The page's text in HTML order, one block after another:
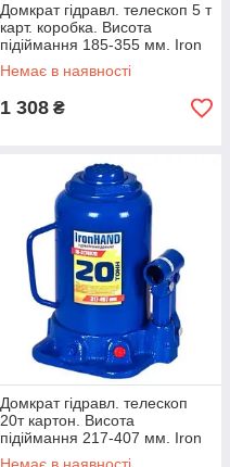
Домкрат гідравл. телескоп 5 т
карт. коробка. Висота
підіймання 185-355 мм. Iron
Hand (IH-185355D) (IH-
185355D)
Немає в наявності
1 308 ₴
Домкрат гідравл. телескоп
20т картон. Висота
підіймання 217-407 мм. Iron
Hand (IH-317407D) (IH-